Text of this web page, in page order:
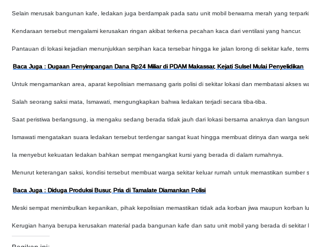
Selain merusak bangunan kafe, ledakan juga berdampak pada satu unit mobil berwarna merah yang
Kendaraan tersebut mengalami kerusakan ringan akibat terkena pecahan kaca dari ventilasi yang hancur.
Pantauan di lokasi kejadian menunjukkan serpihan kaca tersebar hingga ke jalan lorong di sekitar kafe,
Baca Juga : Dugaan Penyimpangan Dana Rp24 Miliar di PDAM Makassar, Kejati Sulsel Mulai Penyelidikan
Untuk mengamankan area, aparat kepolisian memasang garis polisi di sekitar lokasi dan membatasi akses
Salah seorang saksi mata, Ismawati, mengungkapkan bahwa ledakan terjadi secara tiba-tiba.
Saat peristiwa berlangsung, ia mengaku sedang berada tidak jauh dari lokasi bersama anaknya dan
Ismawati mengatakan suara ledakan tersebut terdengar sangat kuat hingga membuat dirinya dan warga
Ia menyebut kekuatan ledakan bahkan sempat mengangkat kursi yang berada di dalam rumahnya.
Menurut keterangan saksi, kondisi tersebut membuat warga sekitar keluar rumah untuk memastikan
Baca Juga : Diduga Produksi Busur, Pria di Tamalate Diamankan Polisi
Meski sempat menimbulkan kepanikan, pihak kepolisian memastikan tidak ada korban jiwa maupun korban
Kerugian hanya berupa kerusakan material pada bangunan kafe dan satu unit mobil yang berada di sekitar